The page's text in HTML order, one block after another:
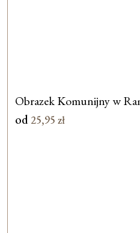
Obrazek Komunijny w
od 25,95 zł